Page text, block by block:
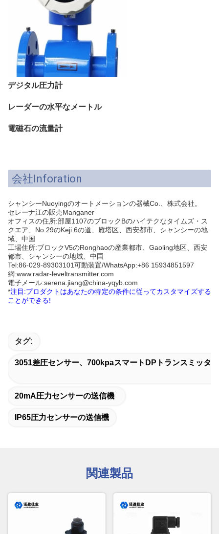
デジタル圧力計
レーダーの水平なメートル
電磁石の流量計
会社Inforation
シャンシーNuoyingのオートメーションの器械Co.、株式会社。
セレーナ江の販売Manganer
オフィスの住所:部屋1107のブロックBのハイテクなタイムズ・ス
クエア、No.29のKeji 6の道、雁塔区、西安都市、シャンシーの地
域、中国
工場住所:ブロックV5のRonghaoの産業都市、Gaoling地区、西安
都市、シャンシーの地域、中国
Tel:86-029-89303101可動装置/WhatsApp:+86 15934851597
網:www.radar-leveltransmitter.com
電子メール:serena.jiang@china-yqyb.com
*注目:プロダクトはあなたの特定の条件に従ってカスタマイズする
ことができる!
タグ:
3051差圧センサー、700kpaスマートDPトランスミッタ
20mA圧力センサーの送信機
IP65圧力センサーの送信機
関連製品